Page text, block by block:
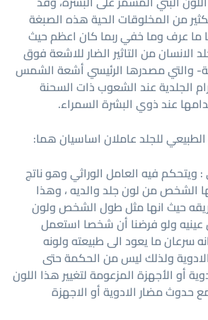
من المخلوقات الحية هذه الصبغة
عرف وما خفي ربما كان اعظم حيث
من التاثير الضار للاشعة فوق
والتي مصدرها الرئيسي أشعة الشمس
الجلدية عند الشعوب ذات السحنة
عند ذوي البشرة السمراء.
للجلد عاملان اساسيان هما:
فيه العامل الوراثي وهو ناتج
الشخص من لون جلد والديه ، وهذا
حيث انها مثل طول الشخص ولون
ولو فرضنا أن شخصا استعمل
سرعان ما يعود الى طبيعته ولونه
ولذلك ليس من الحكمة حتى
أو الأجهزة المزعومة لتغيير هذا اللون
مضار الادوية أو الاجهزة